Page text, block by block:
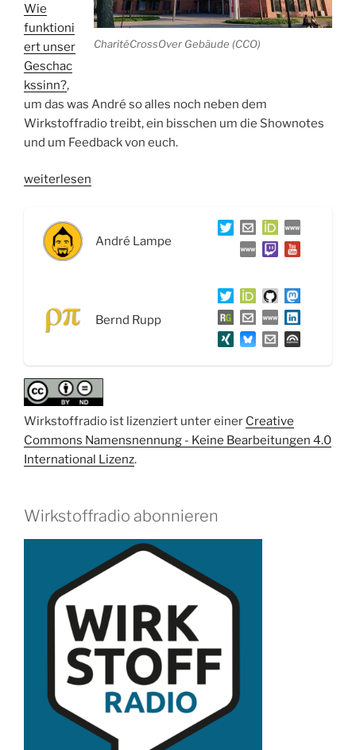
CharitéCrossOver Gebäude (CCO)
Wie
funktioni
ert unser
Geschac
kssinn?,
um das was André so alles noch neben dem
Wirkstoffradio treibt, ein bisschen um die Shownotes
und um Feedback von euch.
„WSR016
wilde
Aktivitäten
ihre/n
oder
Apotheker*in““
weiterlesen
André Lampe
Bernd Rupp
Wirkstoffradio ist lizenziert unter einer Creative
Commons Namensnennung - Keine Bearbeitungen 4.0
International Lizenz.
Wirkstoffradio abonnieren